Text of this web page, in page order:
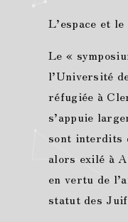
L’espace et
Le «
l’Université
réfugiée à
s’appuie
sont interdits
alors exilé à
en vertu de
statut des